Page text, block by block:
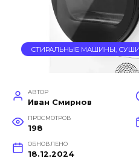
СТИРАЛЬНЫЕ МАШИНЫ,
АВТОР
Иван Смирнов
ПРОСМОТРОВ
198
ОБНОВЛЕНО
18.12.2024